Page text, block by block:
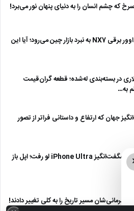
که چشم انسان را به دنیای پنهان نور می‌برد!
نیسان با کراس‌اوور برقی NX7 به نبرد بازار چین می‌رود؛ آیا این
رم ۵۰۰ دلاری در بسته‌بندی له‌شده؛ قطعه گران‌قیمت
به…
جهان که ارتفاع و داستانی فراتر از تصور
رنگ‌های رسمی و شگفت‌انگیز iPhone Ultra لو رفت؛ اپل باز